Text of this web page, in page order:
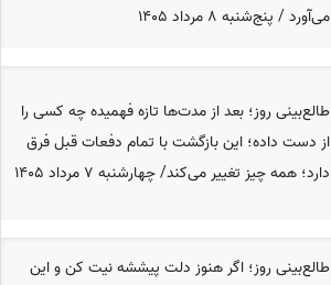
می‌آورد / پنج‌شنبه 8 مرداد 1405
طالع‌بینی روز؛ بعد از مدت‌ها تازه فهمیده چه کسی را
از دست داده؛ این بازگشت با تمام دفعات قبل فرق
دارد؛ همه چیز تغییر می‌کند/ چهارشنبه 7 مرداد 1405
طالع‌بینی روز؛ اگر هنوز دلت پیششه نیت کن و این